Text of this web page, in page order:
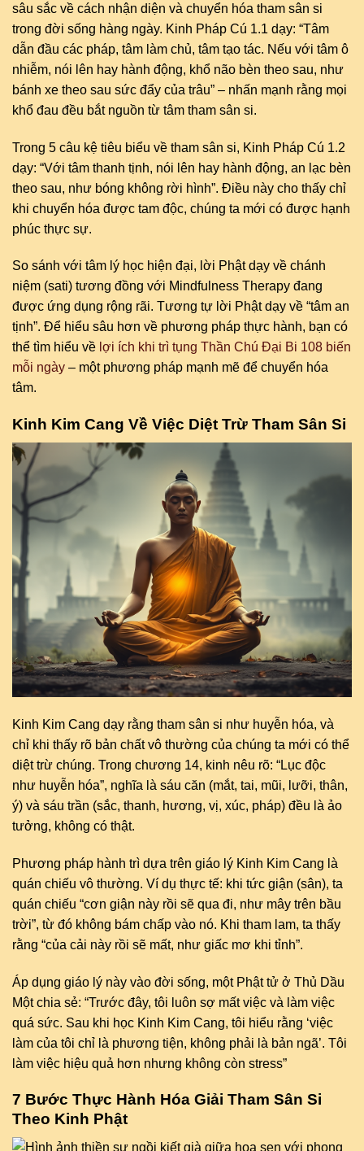
sâu sắc về cách nhận diện và chuyển hóa tham sân si
trong đời sống hàng ngày. Kinh Pháp Cú 1.1 dạy: “Tâm
dẫn đầu các pháp, tâm làm chủ, tâm tạo tác. Nếu với tâm ô
nhiễm, nói lên hay hành động, khổ não bèn theo sau, như
bánh xe theo sau sức đẩy của trâu” – nhấn mạnh rằng mọi
khổ đau đều bắt nguồn từ tâm tham sân si.
Trong 5 câu kệ tiêu biểu về tham sân si, Kinh Pháp Cú 1.2
dạy: “Với tâm thanh tịnh, nói lên hay hành động, an lạc bèn
theo sau, như bóng không rời hình”. Điều này cho thấy chỉ
khi chuyển hóa được tam độc, chúng ta mới có được hạnh
phúc thực sự.
So sánh với tâm lý học hiện đại, lời Phật dạy về chánh
niệm (sati) tương đồng với Mindfulness Therapy đang
được ứng dụng rộng rãi. Tương tự lời Phật dạy về “tâm an
tịnh”. Để hiểu sâu hơn về phương pháp thực hành, bạn có
thể tìm hiểu về lợi ích khi trì tụng Thần Chú Đại Bi 108 biến
mỗi ngày – một phương pháp mạnh mẽ để chuyển hóa
tâm.
Kinh Kim Cang Về Việc Diệt Trừ Tham Sân Si
Kinh Kim Cang dạy rằng tham sân si như huyễn hóa, và
chỉ khi thấy rõ bản chất vô thường của chúng ta mới có thể
diệt trừ chúng. Trong chương 14, kinh nêu rõ: “Lục độc
như huyễn hóa”, nghĩa là sáu căn (mắt, tai, mũi, lưỡi, thân,
ý) và sáu trần (sắc, thanh, hương, vị, xúc, pháp) đều là ảo
tưởng, không có thật.
Phương pháp hành trì dựa trên giáo lý Kinh Kim Cang là
quán chiếu vô thường. Ví dụ thực tế: khi tức giận (sân), ta
quán chiếu “cơn giận này rồi sẽ qua đi, như mây trên bầu
trời”, từ đó không bám chấp vào nó. Khi tham lam, ta thấy
rằng “của cải này rồi sẽ mất, như giấc mơ khi tỉnh”.
Áp dụng giáo lý này vào đời sống, một Phật tử ở Thủ Dầu
Một chia sẻ: “Trước đây, tôi luôn sợ mất việc và làm việc
quá sức. Sau khi học Kinh Kim Cang, tôi hiểu rằng ‘việc
làm của tôi chỉ là phương tiện, không phải là bản ngã’. Tôi
làm việc hiệu quả hơn nhưng không còn stress”
7 Bước Thực Hành Hóa Giải Tham Sân Si
Theo Kinh Phật